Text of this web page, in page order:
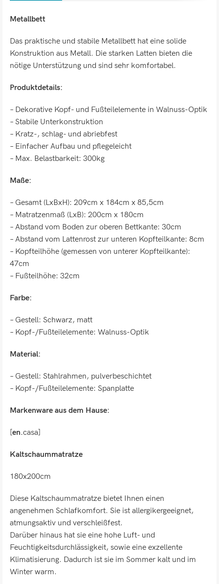
Metallbett
Das praktische und stabile Metallbett hat eine solide
Konstruktion aus Metall. Die starken Latten bieten die
nötige Unterstützung und sind sehr komfortabel.
Produktdetails:
– Dekorative Kopf- und Fußteilelemente in Walnuss-Optik
– Stabile Unterkonstruktion
– Kratz-, schlag- und abriebfest
– Einfacher Aufbau und pflegeleicht
– Max. Belastbarkeit: 300kg
Maße:
– Gesamt (LxBxH): 209cm x 184cm x 85,5cm
– Matratzenmaß (LxB): 200cm x 180cm
– Abstand vom Boden zur oberen Bettkante: 30cm
– Abstand vom Lattenrost zur unteren Kopfteilkante: 8cm
– Kopfteilhöhe (gemessen von unterer Kopfteilkante):
47cm
– Fußteilhöhe: 32cm
Farbe:
– Gestell: Schwarz, matt
– Kopf-/Fußteilelemente: Walnuss-Optik
Material:
– Gestell: Stahlrahmen, pulverbeschichtet
– Kopf-/Fußteilelemente: Spanplatte
Markenware aus dem Hause:
[en.casa]
Kaltschaummatratze
180x200cm
Diese Kaltschaummatratze bietet Ihnen einen
angenehmen Schlafkomfort. Sie ist allergikergeeignet,
atmungsaktiv und verschleißfest.
Darüber hinaus hat sie eine hohe Luft- und
Feuchtigkeitsdurchlässigkeit, sowie eine exzellente
Klimatisierung. Dadurch ist sie im Sommer kalt und im
Winter warm.